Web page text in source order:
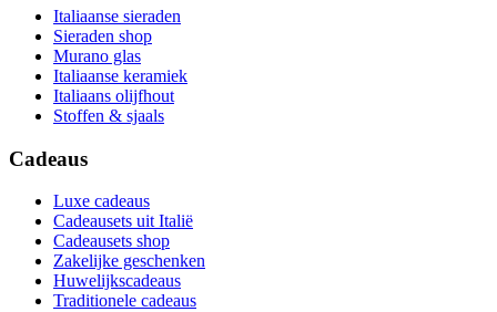
Italiaanse sieraden
Sieraden shop
Murano glas
Italiaanse keramiek
Italiaans olijfhout
Stoffen & sjaals
Cadeaus
Luxe cadeaus
Cadeausets uit Italië
Cadeausets shop
Zakelijke geschenken
Huwelijkscadeaus
Traditionele cadeaus